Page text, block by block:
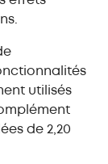
utilisés
de 2,20